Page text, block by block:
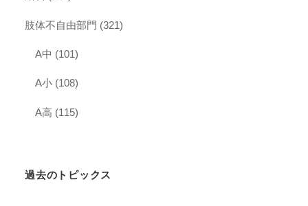
肢体不自由部門 (321)
A中 (101)
A小 (108)
A高 (115)
過去のトピックス